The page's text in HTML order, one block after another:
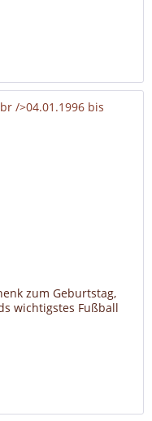
zum Geburtstag,
wichtigstes Fußball